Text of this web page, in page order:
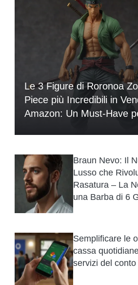
Le 3 Figure di Roronoa
Piece più Incredibili in
Amazon: Un Must-Have
Braun Nevo: Il
Lusso che
Rasatura – La
una Barba di 6
Semplificare le
cassa
servizi del